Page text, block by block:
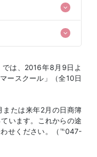
は、2016年8月9日よ
ースクール」（全10日
たは来年2月の日商簿
います。これからの途
せください。（℡047-